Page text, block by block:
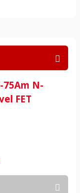
75Am N-
FET